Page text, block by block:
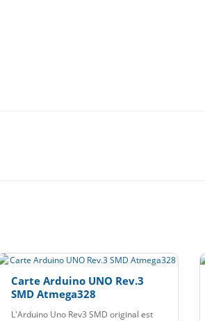
Carte Arduino UNO Rev.3
SMD Atmega328
L'Arduino Uno Rev3 SMD original est